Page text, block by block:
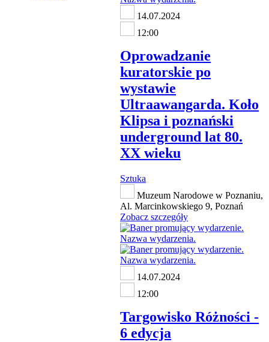
14.07.2024
12:00
Oprowadzanie
kuratorskie po
wystawie
Ultraawangarda. Koło
Klipsa i poznański
underground lat 80.
XX wieku
Sztuka
Muzeum Narodowe w Poznaniu,
Al. Marcinkowskiego 9, Poznań
Zobacz szczegóły
14.07.2024
12:00
Targowisko Różności -
6 edycja